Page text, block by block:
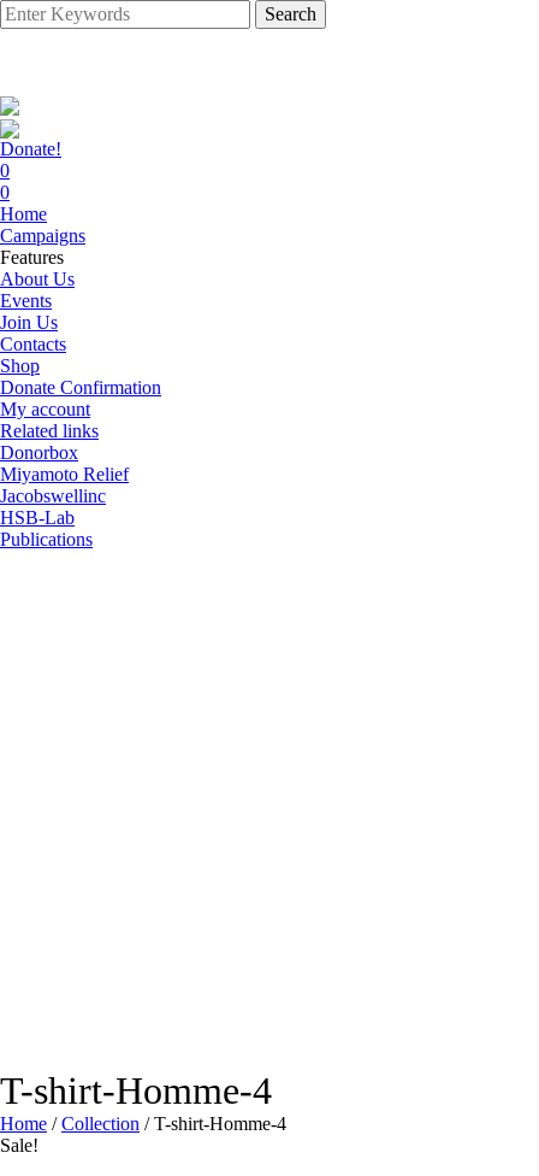
Search
Donate!
0
0
Home
Campaigns
Features
About Us
Events
Join Us
Contacts
Shop
Donate Confirmation
My account
Related links
Donorbox
Miyamoto Relief
Jacobswellinc
HSB-Lab
Publications
T-shirt-Homme-4
Home /Collection / T-shirt-Homme-4
Sale!